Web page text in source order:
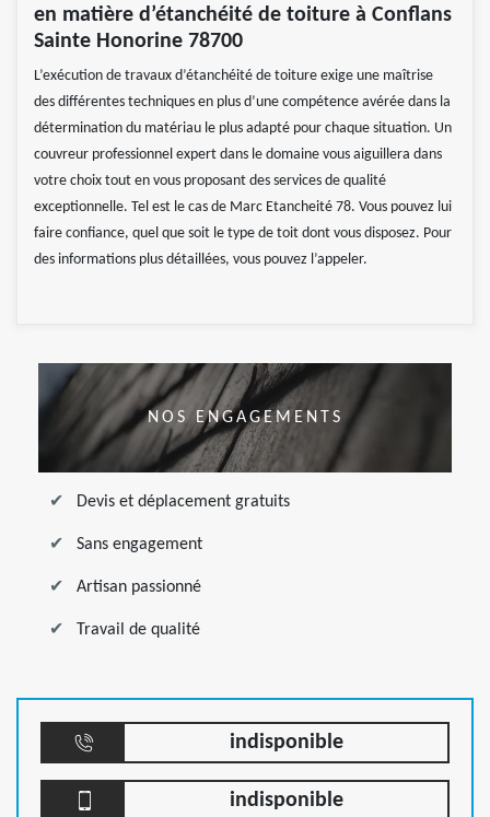
en matière d’étanchéité de toiture à Conflans
Sainte Honorine 78700
L’exécution de travaux d’étanchéité de toiture exige une maîtrise
des différentes techniques en plus d’une compétence avérée dans la
détermination du matériau le plus adapté pour chaque situation. Un
couvreur professionnel expert dans le domaine vous aiguillera dans
votre choix tout en vous proposant des services de qualité
exceptionnelle. Tel est le cas de Marc Etancheité 78. Vous pouvez lui
faire confiance, quel que soit le type de toit dont vous disposez. Pour
des informations plus détaillées, vous pouvez l’appeler.
NOS ENGAGEMENTS
Devis et déplacement gratuits
Sans engagement
Artisan passionné
Travail de qualité
indisponible
indisponible